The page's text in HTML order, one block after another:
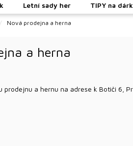
Letní sady her TIPY na
Nová prodejna a herna
a herna
prodejnu a hernu na adrese k Botiči 6,